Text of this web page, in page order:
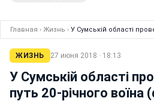
Главная › Жизнь › У Сумській області
ЖИЗНЬ 27 июня 2018 · 18:13
У Сумській області
путь 20-річного воїна